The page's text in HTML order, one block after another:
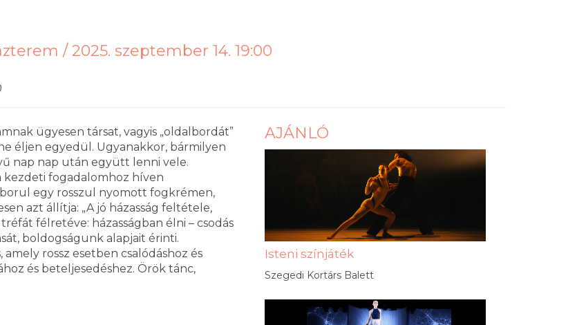
/ 2025. szeptember 14. 19:00
ügyesen társat, vagyis „oldalbordát”
éljen egyedül. Ugyanakkor, bármilyen
nap nap után együtt lenni vele.
kezdeti fogadalomhoz híven
egy rosszul nyomott fogkrémen,
azt állítja: „A jó házasság feltétele,
félretéve: házasságban élni – csodás
boldogságunk alapjait érinti.
rossz esetben csalódáshoz és
és beteljesedéshez. Örök tánc,
AJÁNLÓ
Isteni színjáték
Szegedi Kortárs Balett